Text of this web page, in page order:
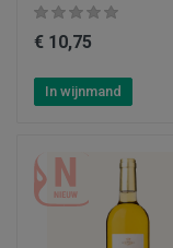
€ 10,75
In wijnmand